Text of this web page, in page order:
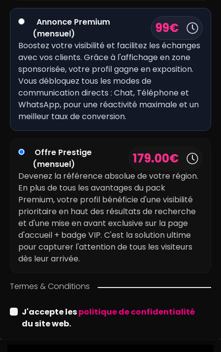
Annonce Premium
(mensuel)
99€
Boostez votre visibilité et facilitez les échanges
avec vos clients. Grâce à l'affichage en zone
sponsorisée, votre profil gagne en exposition.
Vous débloquez tous les modes de
communication directs : Chat, Téléphone et
WhatsApp, pour une réactivité maximale et un
meilleur taux de conversion.
Offre Prestige
(mensuel)
179.00€
Devenez la référence absolue de votre région.
En plus de tous les avantages du pack
Premium, votre profil bénéficie d'une visibilité
prioritaire en haut des résultats de recherche
et d'une mise en avant exclusive sur la page
d'accueil + badge VIP. C'est la solution ultime
pour capturer l'attention de tous les visiteurs
dès leur arrivée.
Termes & Conditions
J'accepte lespolitique de confidentialité
du site web.